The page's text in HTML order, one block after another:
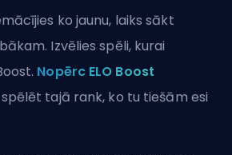
ko jaunu, laiks sākt
Izvēlies spēli, kurai
Nopērc ELO Boost
tajā rank, ko tu tiešām esi